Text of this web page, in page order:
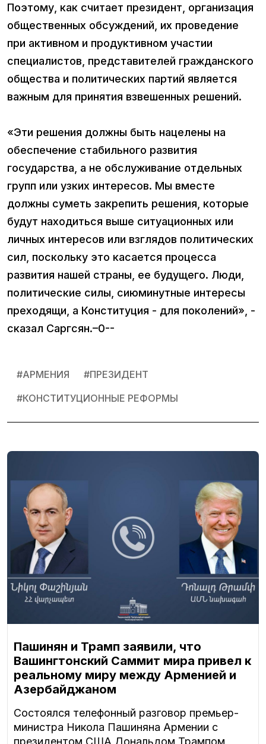
Поэтому, как считает президент, организация
общественных обсуждений, их проведение
при активном и продуктивном участии
специалистов, представителей гражданского
общества и политических партий является
важным для принятия взвешенных решений.
«Эти решения должны быть нацелены на
обеспечение стабильного развития
государства, а не обслуживание отдельных
групп или узких интересов. Мы вместе
должны суметь закрепить решения, которые
будут находиться выше ситуационных или
личных интересов или взглядов политических
сил, поскольку это касается процесса
развития нашей страны, ее будущего. Люди,
политические силы, сиюминутные интересы
преходящи, а Конституция - для поколений», -
сказал Саргсян.–0--
#АРМЕНИЯ #ПРЕЗИДЕНТ
#КОНСТИТУЦИОННЫЕ РЕФОРМЫ
Пашинян и Трамп заявили, что
Вашингтонский Саммит мира привел к
реальному миру между Арменией и
Азербайджаном
Состоялся телефонный разговор премьер-
министра Никола Пашиняна Армении с
президентом США Дональдом Трампом